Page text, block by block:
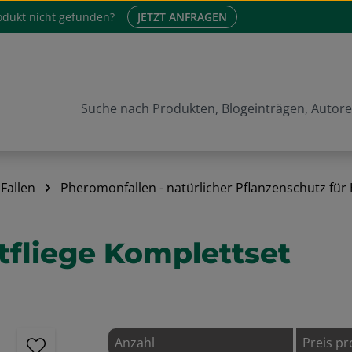
nicht gefunden? JETZT ANFRAGEN
Pheromonfallen - natürlicher Pflanzenschutz für
Komplettset
Anzahl
Preis